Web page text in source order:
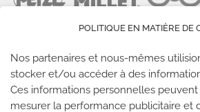
LES SALLES CLIMB UP
POLITIQUE EN MATIÈRE DE
Nos partenaires et nous-mêmes
stocker et/ou accéder à des
Ces informations personnelles
mesurer la performance publicitaire et